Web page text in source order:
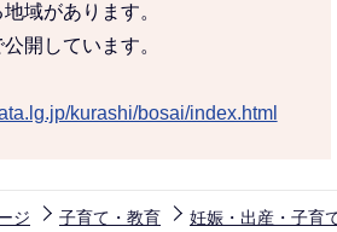
域があります。
開しています。
kurashi/bosai/index.html
ジ 子育て・教育 妊娠・出産・子育